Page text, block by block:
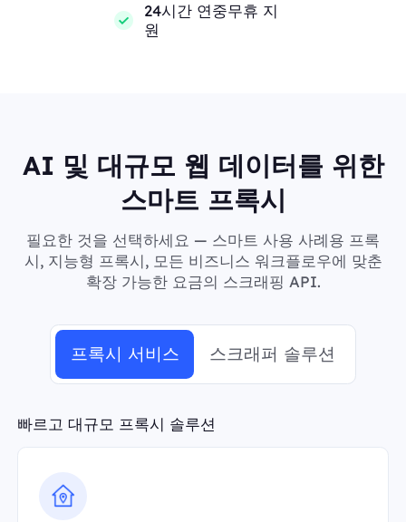
24시간 연중무휴 지
원
AI 및 대규모 웹 데이터를 위한
스마트 프록시
필요한 것을 선택하세요 — 스마트 사용 사례용 프록
시, 지능형 프록시, 모든 비즈니스 워크플로우에 맞춘
확장 가능한 요금의 스크래핑 API.
프록시 서비스 스크래퍼 솔루션
빠르고 대규모 프록시 솔루션